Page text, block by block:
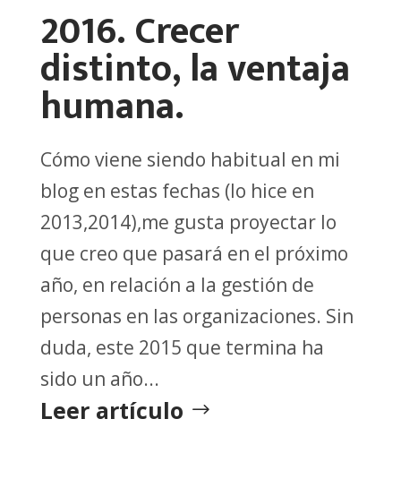
2016. Crecer
distinto, la ventaja
humana.
Cómo viene siendo habitual en mi
blog en estas fechas (lo hice en
2013,2014),me gusta proyectar lo
que creo que pasará en el próximo
año, en relación a la gestión de
personas en las organizaciones. Sin
duda, este 2015 que termina ha
sido un año...
Leer artículo